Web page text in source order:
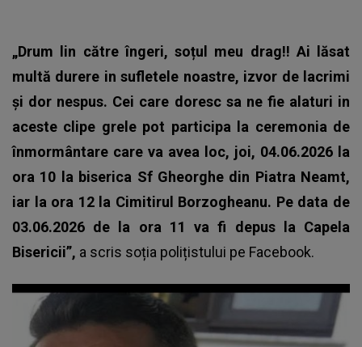
„Drum lin către îngeri, soțul meu drag!! Ai lăsat
multă durere in sufletele noastre, izvor de lacrimi
și dor nespus. Cei care doresc sa ne fie alaturi in
aceste clipe grele pot participa la ceremonia de
înmormântare care va avea loc, joi, 04.06.2026 la
ora 10 la biserica Sf Gheorghe din Piatra Neamt,
iar la ora 12 la Cimitirul Borzogheanu. Pe data de
03.06.2026 de la ora 11 va fi depus la Capela
Bisericii”, a scris soția polițistului pe Facebook.